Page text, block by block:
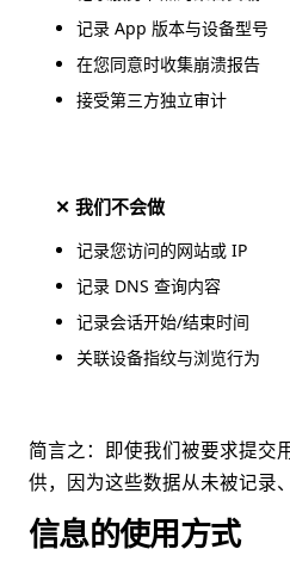
记录 App 版本与设备型号
在您同意时收集崩溃报告
接受第三方独立审计
✕ 我们不会做
记录您访问的网站或 IP
记录 DNS 查询内容
记录会话开始/结束时间
关联设备指纹与浏览行为
简言之：即使我们被要求提交
供，因为这些数据从未被记录
信息的使用方式